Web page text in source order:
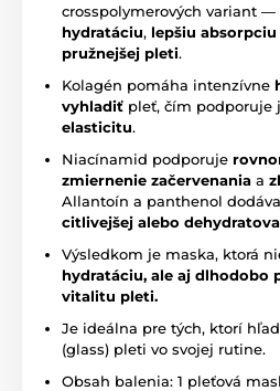
crosspolymerových variant —
hydratáciu, lepšiu
pružnejšej pleti.
Kolagén pomáha intenzívne
vyhladiť pleť, čím podporuje
elasticitu.
Niacínamid podporuje
zmiernenie začervenania a
Allantoín a panthenol
citlivejšej alebo
Výsledkom je maska, ktorá
hydratáciu, ale aj dlhodobo
vitalitu pleti.
Je ideálna pre tých, ktorí
(glass) pleti vo svojej rutine.
Obsah balenia: 1 pleťová